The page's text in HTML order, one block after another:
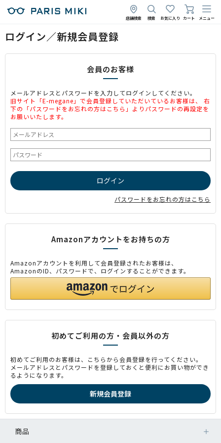
店舗検索 検索 お気に入り カート メニュー
ログイン／新規会員登録
会員のお客様
メールアドレスとパスワードを入力してログインしてください。
旧サイト「E-megane」で会員登録していただいているお客様は、 右
下の「パスワードをお忘れの方はこちら」よりパスワードの再設定を
お願いいたします。
パスワードをお忘れの方はこちら
Amazonアカウントをお持ちの方
Amazonアカウントを利用して会員登録されたお客様は、
AmazonのID、パスワードで、ログインすることができます。
初めてご利用の方・会員以外の方
初めてご利用のお客様は、こちらから会員登録を行ってください。
メールアドレスとパスワードを登録しておくと便利にお買い物ができ
るようになります。
商品